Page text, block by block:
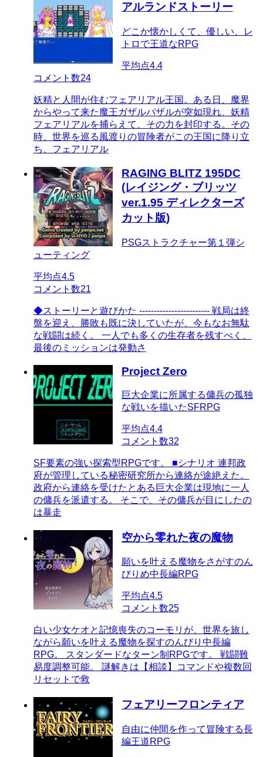
アルランドストーリー
どこか懐かしくて、優しい、レ
トロで王道なRPG
平均点4.4
コメント数24
妖精と人間が住むフェアリアル王国。ある日、魔界
からやって来た魔王ガザルバザルが突如現れ、妖精
フェアリアルを捕らえて、その力を封印する。その
時、世界を巡る風渡りの冒険者がこの王国に降り立
ち、フェアリアル
RAGING BLITZ 195DC
(レイジング・ブリッツ
ver.1.95 ディレクターズ
カット版)
PSGストラクチャー第１弾シ
ューティング
平均点4.5
コメント数21
◆ストーリーと遊びかた ------------------------ 戦局は終
盤を迎え、勝敗も既に決していたが、今もなお無駄
な戦闘は続く。 一人でも多くの生存者を残すべく、
最後のミッションは発動さ
Project Zero
巨大企業に所属する傭兵の孤独
な戦いを描いたSFRPG
平均点4.4
コメント数32
SF要素の強い探索型RPGです。 ■シナリオ 連邦政
府が管理している秘密研究所から連絡が途絶えた。
政府から連絡を受けたとある巨大企業は現地に一人
の傭兵を派遣する。 そこで、その傭兵が目にしたの
は暴走
空から零れた夜の魔物
願いを叶える魔物をさがすのん
びりめ中長編RPG
平均点4.5
コメント数25
白い少女ケオと記憶喪失のコーモリが、世界を旅し
ながら願いを叶える魔物を探すのんびり中長編
RPG。 スタンダードなターン制RPGです。 戦闘難
易度調整可能。 謎解きは【相談】コマンドや複数回
リセットで救
フェアリーフロンティア
自由に仲間を作って冒険する長
編王道RPG